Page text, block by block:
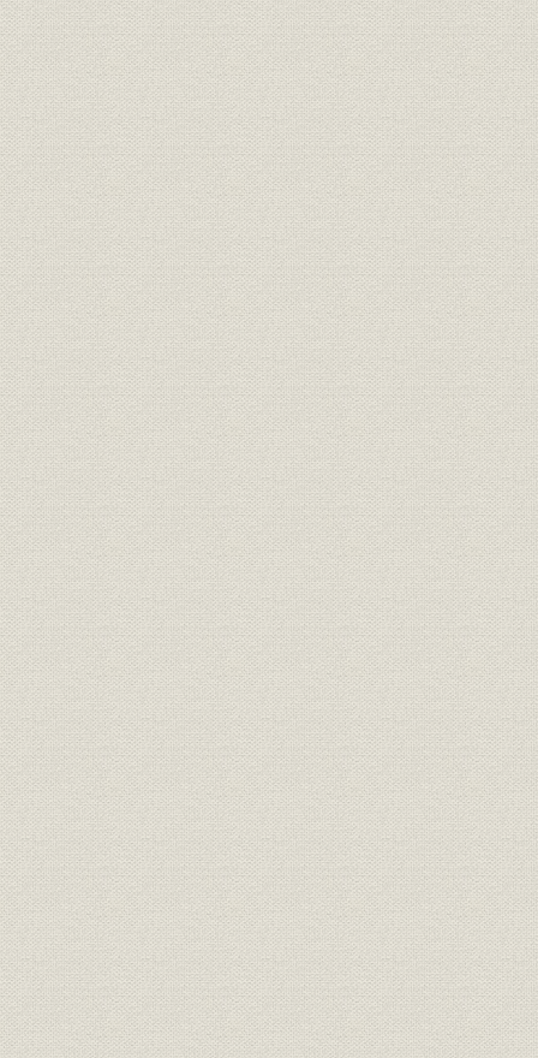
1―復興から自立へ
2―戦後金融制度の確立
3―躍進する山口県産業
第2節 布浦頭取の就任と内部体制の確立
1―経営陣
2―本部組織
3―内部規程の整備
4―人材の育成
5―資産の再評価
6―昭和27年の増資
第3節 県外への進出と店舗網の整備
1―第1期(昭和24年9月~同28年3月)
2―第2期(昭和28年3月~同30年3月)
第4節 業容の拡大
1―新種預金の登場
2―担保付社債信託に係わる受託業務
3―創立10周年記念預金300億円達成運動
4―昭和28年の水害
第5節 外国為替業務
1―外国為替銀行の誕生
2―外貨両替業務から外国為替業務へ